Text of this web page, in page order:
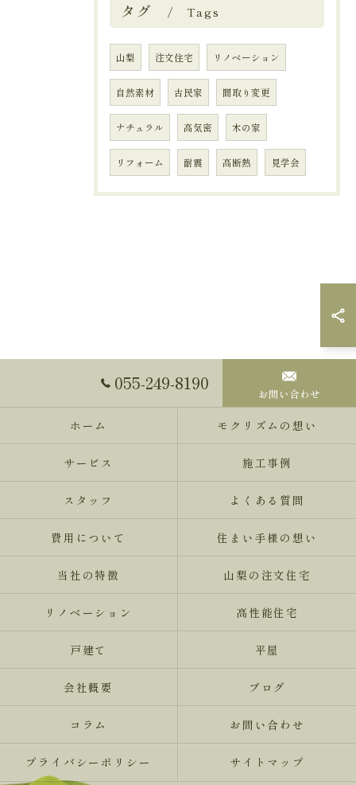
タグ Tags
山梨 注文住宅 リノベーション
自然素材 古民家 間取り変更
ナチュラル 高気密 木の家
リフォーム 耐震 高断熱 見学会
055-249-8190 お問い合わせ
ホーム モクリズムの想い
サービス 施工事例
スタッフ よくある質問
費用について 住まい手様の想い
当社の特徴 山梨の注文住宅
リノベーション 高性能住宅
戸建て 平屋
会社概要 ブログ
コラム お問い合わせ
プライバシーポリシー サイトマップ